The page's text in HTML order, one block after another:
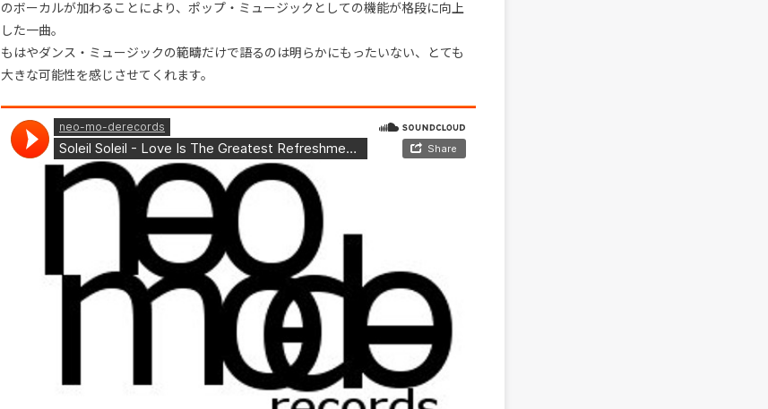
のボーカルが加わることにより、ポップ・ミュージックとしての機能が格段に向上
した一曲。
もはやダンス・ミュージックの範疇だけで語るのは明らかにもったいない、とても
大きな可能性を感じさせてくれます。